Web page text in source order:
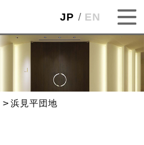
JP EN
浜見平団地